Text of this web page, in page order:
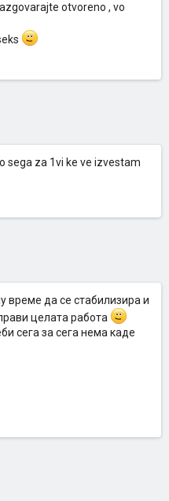
otvoreno , vo
sega za 1vi ke ve izvestam
време да се стабилизира и
целата работа
сега за сега нема каде